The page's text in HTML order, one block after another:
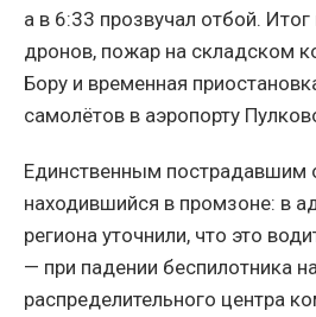
а в 6:33 прозвучал отбой.
дронов, пожар на складском
Бору и временная
самолётов в аэропорту
Единственным пострадавшим
находившийся в промзоне: в
региона уточнили, что это
— при падении беспилотника
распределительного центра